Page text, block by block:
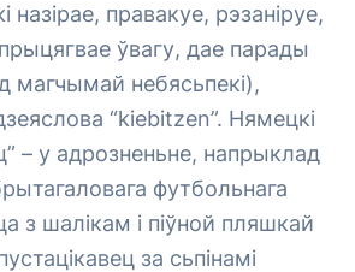
назірае, правакуе, рэзаніруе,
ўвагу, дае парады
магчымай небясьпекі),
“kiebitzen”. Нямецкі
– у адрозненьне, напрыклад
футбольнага
з шалікам і піўной пляшкай
за сьпінамі